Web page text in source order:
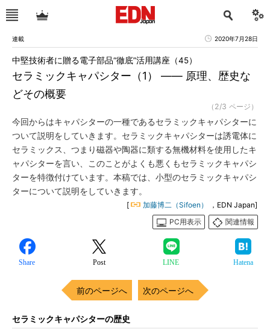
連載 2020年7月28日
セラミックキャパシター（1） ―― 原理、歴史な
どその概要
中堅技術者に贈る電子部品“徹底”活用講座（45）
（2/3 ページ）
今回からはキャパシターの一種であるセラミックキャパシターに
ついて説明をしていきます。セラミックキャパシターは誘電体に
セラミックス、つまり磁器や陶器に類する無機材料を使用したキ
ャパシターを言い、このことがよくも悪くもセラミックキャパシ
ターを特徴付けています。本稿では、小型のセラミックキャパシ
ターについて説明をしていきます。
[ 加藤博二（Sifoen）
，EDN Japan]
PC用表示
関連情報
Share Post LINE Hatena
前のページへ 次のページへ
セラミックキャパシターの歴史